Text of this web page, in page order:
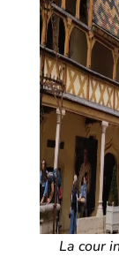
La cour